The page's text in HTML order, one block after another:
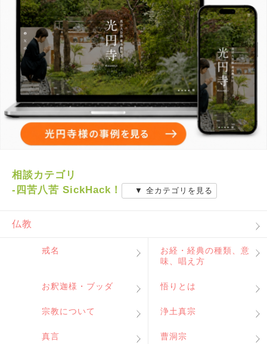
相談カテゴリ
-四苦八苦 SickHack！
▼ 全カテゴリを見る
仏教
戒名
お経・経典の種類、意
味、唱え方
お釈迦様・ブッダ 悟りとは
宗教について 浄土真宗
真言 曹洞宗